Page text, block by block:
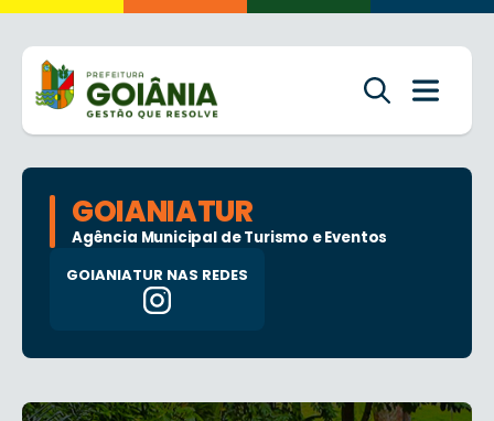
GOIANIATUR
Agência Municipal de Turismo e Eventos
GOIANIATUR NAS REDES